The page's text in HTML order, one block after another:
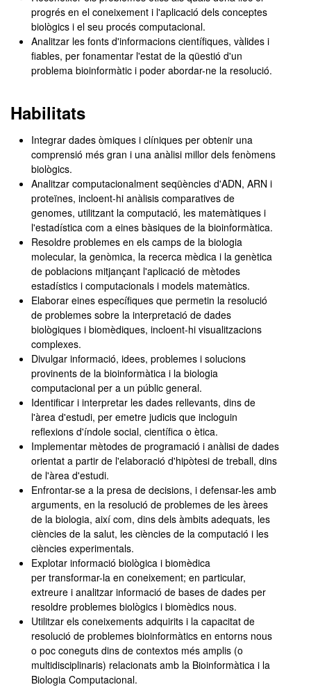
progrés en el coneixement i l'aplicació dels conceptes
biològics i el seu procés computacional.
Analitzar les fonts d'informacions científiques, vàlides i
fiables, per fonamentar l'estat de la qüestió d'un
problema bioinformàtic i poder abordar-ne la resolució.
Habilitats
Integrar dades òmiques i clíniques per obtenir una
comprensió més gran i una anàlisi millor dels fenòmens
biològics.
Analitzar computacionalment seqüències d'ADN, ARN i
proteïnes, incloent-hi anàlisis comparatives de
genomes, utilitzant la computació, les matemàtiques i
l'estadística com a eines bàsiques de la bioinformàtica.
Resoldre problemes en els camps de la biologia
molecular, la genòmica, la recerca mèdica i la genètica
de poblacions mitjançant l'aplicació de mètodes
estadístics i computacionals i models matemàtics.
Elaborar eines específiques que permetin la resolució
de problemes sobre la interpretació de dades
biològiques i biomèdiques, incloent-hi visualitzacions
complexes.
Divulgar informació, idees, problemes i solucions
provinents de la bioinformàtica i la biologia
computacional per a un públic general.
Identificar i interpretar les dades rellevants, dins de
l'àrea d'estudi, per emetre judicis que incloguin
reflexions d'índole social, científica o ètica.
Implementar mètodes de programació i anàlisi de dades
orientat a partir de l'elaboració d'hipòtesi de treball, dins
de l'àrea d'estudi.
Enfrontar-se a la presa de decisions, i defensar-les amb
arguments, en la resolució de problemes de les àrees
de la biologia, així com, dins dels àmbits adequats, les
ciències de la salut, les ciències de la computació i les
ciències experimentals.
Explotar informació biològica i biomèdica
per transformar-la en coneixement; en particular,
extreure i analitzar informació de bases de dades per
resoldre problemes biològics i biomèdics nous.
Utilitzar els coneixements adquirits i la capacitat de
resolució de problemes bioinformàtics en entorns nous
o poc coneguts dins de contextos més amplis (o
multidisciplinaris) relacionats amb la Bioinformàtica i la
Biologia Computacional.